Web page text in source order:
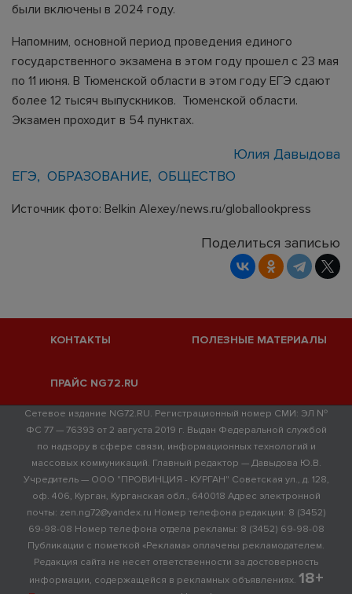
были включены в 2024 году.
Напомним, основной период проведения единого
государственного экзамена в этом году прошел с 23 мая
по 11 июня. В Тюменской области в этом году ЕГЭ сдают
более 12 тысяч выпускников. Тюменской области.
Экзамен проходит в 54 пунктах.
Юлия Давыдова
ЕГЭ
ОБРАЗОВАНИЕ ОБЩЕСТВО
Источник фото: Belkin Alexey/news.ru/globallookpress
Поделиться записью
КОНТАКТЫ ПОЛЕЗНЫЕ МАТЕРИАЛЫ
ПРАЙС NG72.RU
Сетевое издание NG72.RU. Регистрационный номер СМИ: ЭЛ №
ФС 77 — 76393 от 2 августа 2019 г. Выдан Федеральной службой
по надзору в сфере связи, информационных технологий и
массовых коммуникаций. Главный редактор — Давыдова Ю.В.
Учредитель — ООО "ПРОВИНЦИЯ - КУРГАН" Советская ул., д. 128,
оф. 406, Курган, Курганская обл., 640018 Адрес электронной
почты: zen.ng72@yandex.ru Номер телефона редакции: 8 (3452)
69-98-08 Номер телефона отдела рекламы: 8 (3452) 69-98-08
Публикации с пометкой «Реклама» оплачены рекламодателем.
Редакция сайта не несет ответственности за достоверность
информации, содержащейся в рекламных объявлениях. 18+